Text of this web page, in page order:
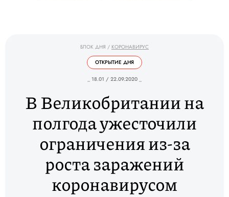
БЛОК ДНЯ / КОРОНАВИРУС
ОТКРЫТИЕ ДНЯ
_ 18.01 / 22.09.2020 _
В Великобритании на
полгода ужесточили
ограничения из-за
роста заражений
коронавирусом